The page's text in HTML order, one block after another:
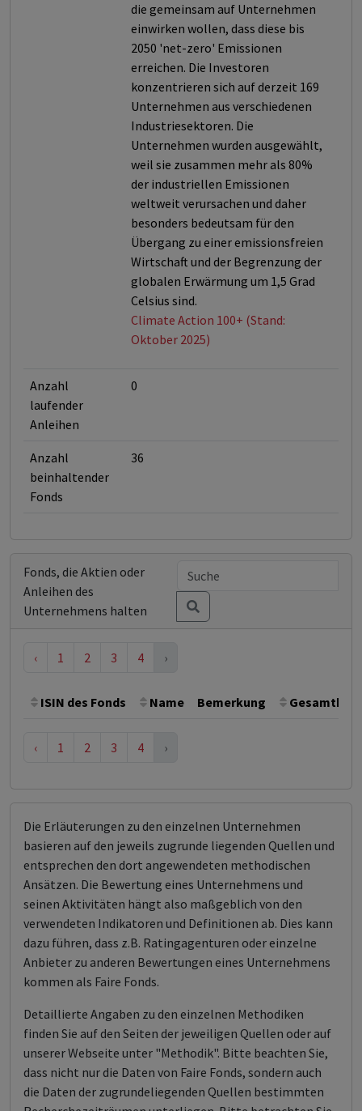
die gemeinsam auf Unternehmen
einwirken wollen, dass diese bis
2050 'net-zero' Emissionen
erreichen. Die Investoren
konzentrieren sich auf derzeit 169
Unternehmen aus verschiedenen
Industriesektoren. Die
Unternehmen wurden ausgewählt,
weil sie zusammen mehr als 80%
der industriellen Emissionen
weltweit verursachen und daher
besonders bedeutsam für den
Übergang zu einer emissionsfreien
Wirtschaft und der Begrenzung der
globalen Erwärmung um 1,5 Grad
Celsius sind.
Climate Action 100+ (Stand:
Oktober 2025)
Anzahl
laufender
Anleihen
0
Anzahl
beinhaltender
Fonds
36
Fonds, die Aktien oder
Anleihen des
Unternehmens halten
‹ 1 2 3 4 ›
ISIN des Fonds Name Bemerkung
‹ 1 2 3 4 ›
Die Erläuterungen zu den einzelnen Unternehmen
basieren auf den jeweils zugrunde liegenden Quellen und
entsprechen den dort angewendeten methodischen
Ansätzen. Die Bewertung eines Unternehmens und
seinen Aktivitäten hängt also maßgeblich von den
verwendeten Indikatoren und Definitionen ab. Dies kann
dazu führen, dass z.B. Ratingagenturen oder einzelne
Anbieter zu anderen Bewertungen eines Unternehmens
kommen als Faire Fonds.
Detaillierte Angaben zu den einzelnen Methodiken
finden Sie auf den Seiten der jeweiligen Quellen oder auf
unserer Webseite unter "Methodik". Bitte beachten Sie,
dass nicht nur die Daten von Faire Fonds, sondern auch
die Daten der zugrundeliegenden Quellen bestimmten